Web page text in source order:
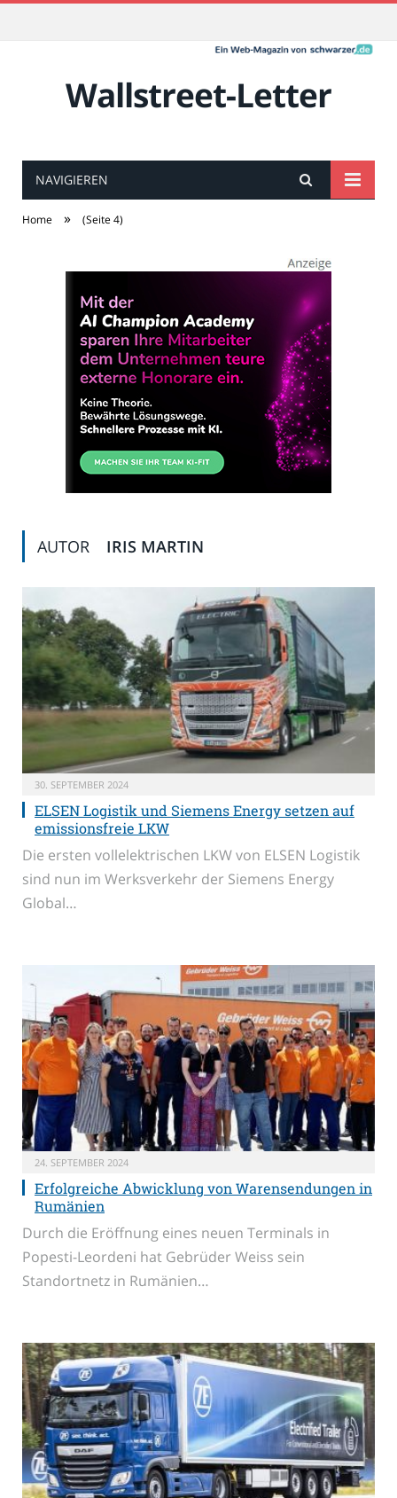
Wallstreet-Letter
NAVIGIEREN
Home » (Seite 4)
AUTOR IRIS MARTIN
30. SEPTEMBER 2024
ELSEN Logistik und Siemens Energy setzen auf
emissionsfreie LKW
Die ersten vollelektrischen LKW von ELSEN Logistik
sind nun im Werksverkehr der Siemens Energy
Global…
24. SEPTEMBER 2024
Erfolgreiche Abwicklung von Warensendungen in
Rumänien
Durch die Eröffnung eines neuen Terminals in
Popesti-Leordeni hat Gebrüder Weiss sein
Standortnetz in Rumänien…